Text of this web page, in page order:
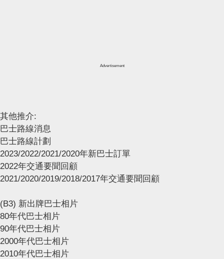
Advertisement
其他推介:
巴士路線消息
巴士路線計劃
2023/2022/2021/2020年新巴士訂單
2022年交通要聞回顧
2021/2020/2019/2018/2017年交通要聞回顧
(B3) 新出牌巴士相片
80年代巴士相片
90年代巴士相片
2000年代巴士相片
2010年代巴士相片